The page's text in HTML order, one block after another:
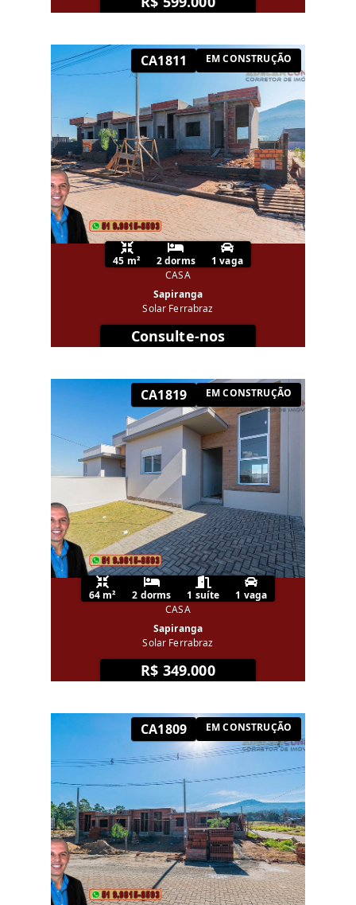
CA1811 EM CONSTRUÇÃO
45 m² 2 dorms
1 vaga
CASA
Sapiranga
Solar Ferrabraz
Consulte-nos
CA1819 EM CONSTRUÇÃO
64 m² 2 dorms 1 suíte
1 vaga
CASA
Sapiranga
Solar Ferrabraz
R$ 349.000
CA1809 EM CONSTRUÇÃO